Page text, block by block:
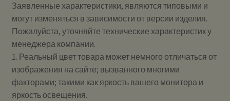
Заявленные характеристики, являются типовыми и
могут изменяться в зависимости от версии изделия.
Пожалуйста, уточняйте технические характеристик у
менеджера компании.
1. Реальный цвет товара может немного отличаться от
изображения на сайте; вызванного многими
факторами; такими как яркость вашего монитора и
яркость освещения.